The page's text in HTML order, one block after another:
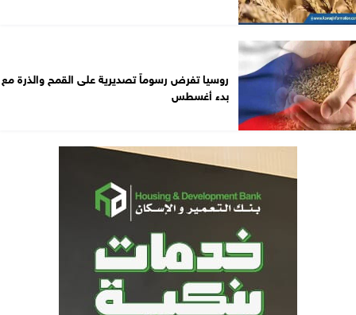
روسيا تفرض رسوماً تصديرية على القمح والذرة مع
بدء أغسطس